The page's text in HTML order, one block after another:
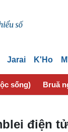
Jarai K'Ho
sống) Bruă
điện